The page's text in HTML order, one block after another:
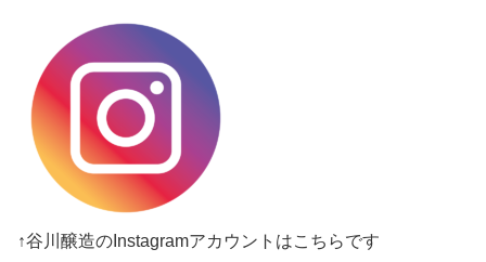
↑谷川醸造のInstagramアカウントはこちらです